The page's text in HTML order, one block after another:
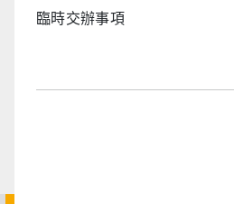
臨時交辦事項